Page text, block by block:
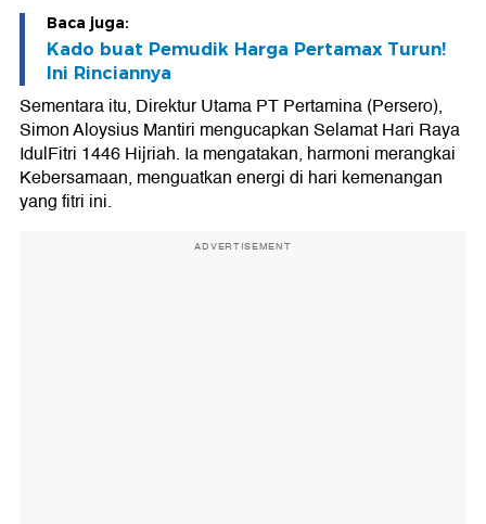
Baca juga:
Kado buat Pemudik Harga Pertamax Turun!
Ini Rinciannya
Sementara itu, Direktur Utama PT Pertamina (Persero),
Simon Aloysius Mantiri mengucapkan Selamat Hari Raya
IdulFitri 1446 Hijriah. Ia mengatakan, harmoni merangkai
Kebersamaan, menguatkan energi di hari kemenangan
yang fitri ini.
ADVERTISEMENT